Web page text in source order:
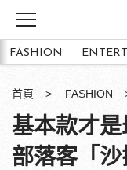
FASHION
首頁 FASHION
基本款才
部落客「